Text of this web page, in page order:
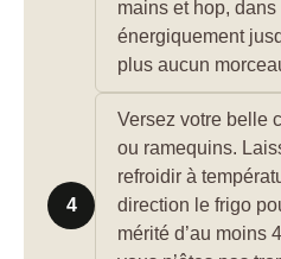
mains et hop,
énergiquement
plus aucun
4
Versez votre belle
ou ramequins.
refroidir à
direction le frigo
mérité d’au moins